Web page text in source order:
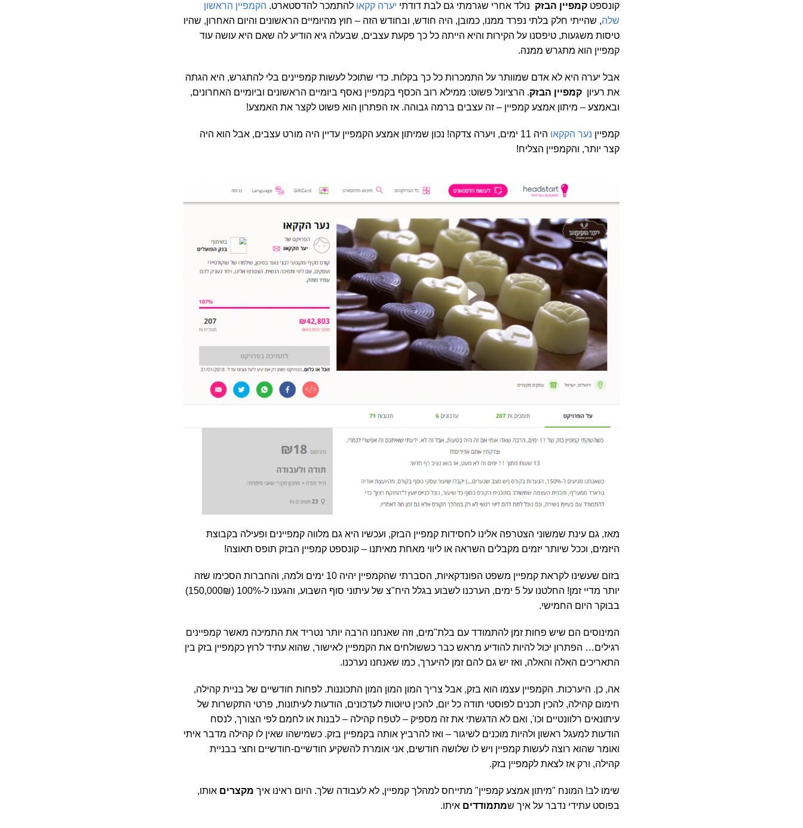
קונספט קמפיין הבזק נולד אחרי שגרמתי גם לבת דודתי יערה קקאו להתמכר להדסטארט. הקמפיין הראשון
שלה, שהייתי חלק בלתי נפרד ממנו, כמובן, היה חודש, ובחודש הזה – חוץ מהיומיים הראשונים והיום האחרון, שהיו
טיסות משגעות, טיפסנו על הקירות והיא הייתה כל כך פקעת עצבים, שבעלה גיא הודיע לה שאם היא עושה עוד
קמפיין הוא מתגרש ממנה.
אבל יערה היא לא אדם שמוותר על התמכרות כל כך בקלות. כדי שתוכל לעשות קמפיינים בלי להתגרש, היא הגתה
את רעיון קמפיין הבזק. הרציונל פשוט: ממילא רוב הכסף בקמפיין נאסף ביומיים הראשונים וביומיים האחרונים,
ובאמצע – מיתון אמצע קמפיין – זה עצבים ברמה גבוהה. אז הפתרון הוא פשוט לקצר את האמצע!
קמפיין נער הקקאו
היה 11 ימים, ויערה צדקה! נכון שמיתון אמצע הקמפיין עדיין היה מורט עצבים, אבל הוא היה
קצר יותר, והקמפיין הצליח!
מאז, גם עינת שמשוני הצטרפה אלינו לחסידות קמפיין הבזק, ועכשיו היא גם מלווה קמפיינים ופעילה בקבוצת
היזמים, וככל שיותר יזמים מקבלים השראה או ליווי מאחת מאיתנו – קונספט קמפיין הבזק תופס תאוצה!
בזום שעשינו לקראת קמפיין משפט הפונדקאיות, הסברתי שהקמפיין יהיה 10 ימים ולמה, והחברות הסכימו שזה
יותר מדיי זמן! החלטנו על 5 ימים, הערכנו לשבוע בגלל היח"צ של עיתוני סוף השבוע, והגענו ל-100% (150,000₪)
בבוקר היום החמישי.
המינוסים הם שיש פחות זמן להתמודד עם בלת"מים, וזה שאנחנו הרבה יותר נטריד את התמיכה מאשר קמפיינים
רגילים… הפתרון יכול להיות להודיע מראש כבר כששולחים את הקמפיין לאישור, שהוא עתיד לרוץ כקמפיין בזק בין
התאריכים האלה והאלה, ואז יש גם להם זמן להיערך, כמו שאנחנו נערכנו.
אה, כן. היערכות. הקמפיין עצמו הוא בזק, אבל צריך המון המון המון התכוננות. לפחות חודשיים של בניית קהילה,
חימום קהילה, להכין תכנים לפוסטי תודה כל יום, להכין טיוטות לעדכונים, הודעות לעיתונות, פרטי התקשרות של
עיתונאים רלוונטיים וכו', ואם לא הדגשתי את זה מספיק – לטפח קהילה – לבנות או לחמם לפי הצורך, לנסח
הודעות למעגל ראשון ולהיות מוכנים לשיגור – ואז להרביץ אותה בקמפיין בזק. כשמישהו שאין לו קהילה מדבר איתי
ואומר שהוא רוצה לעשות קמפיין ויש לו שלושה חודשים, אני אומרת להשקיע חודשיים-חודשיים וחצי בבניית
קהילה, ורק אז לצאת לקמפיין בזק.
שימו לב! המונח "מיתון אמצע קמפיין" מתייחס למהלך קמפיין, לא לעבודה שלך. היום ראינו איך מקצרים אותו,
בפוסט עתידי נדבר על איך שמתמודדים איתו.